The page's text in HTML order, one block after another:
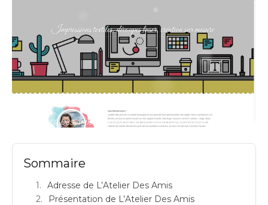
L'ATELIER DES AMIS: hackerspace / makerspace à Paris 17: Adresse
Sommaire
Adresse de L’Atelier Des Amis
Présentation de L’Atelier Des Amis